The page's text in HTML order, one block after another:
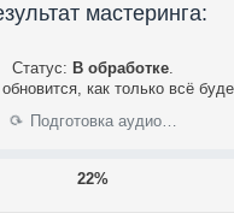
мастеринга:
Статус: В обработке.
как только всё
⟳ Подготовка аудио…
22%